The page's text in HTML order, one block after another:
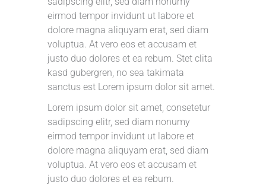
eirmod tempor invidunt ut labore et
dolore magna aliquyam erat, sed diam
voluptua. At vero eos et accusam et
justo duo dolores et ea rebum. Stet clita
kasd gubergren, no sea takimata
sanctus est Lorem ipsum dolor sit amet.
Lorem ipsum dolor sit amet, consetetur
sadipscing elitr, sed diam nonumy
eirmod tempor invidunt ut labore et
dolore magna aliquyam erat, sed diam
voluptua. At vero eos et accusam et
justo duo dolores et ea rebum.